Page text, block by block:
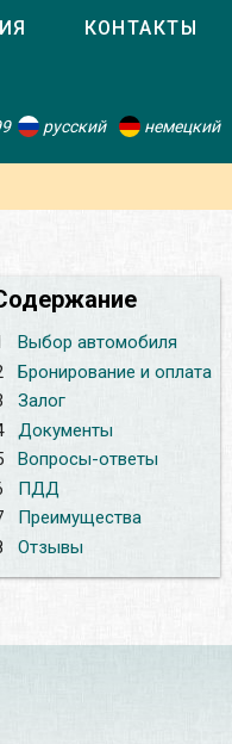
КОНТАКТЫ
русский немецкий
Выбор автомобиля
Бронирование и оплата
Залог
Документы
Вопросы-ответы
ПДД
Преимущества
Отзывы